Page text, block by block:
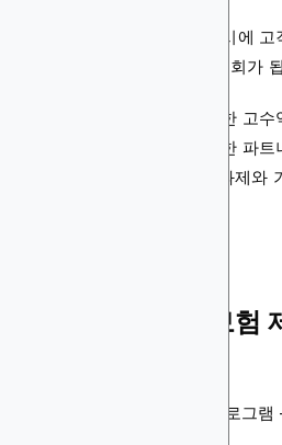
수동적인 수입원이 되는 동시에
서 권위를 확립할 수 있는 기회가
오늘은 파트너십을 맺을 만한 고
추천해 드리겠습니다. 적합한 파
익 극대화 방법, 이 업계의 과제와
2026년 최고의 보험
Blockchain-Ads 제휴 프로그